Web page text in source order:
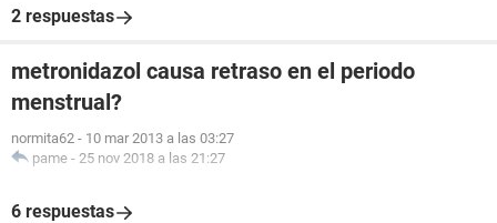
2 respuestas
metronidazol causa retraso en el periodo
menstrual?
normita62 - 10 mar 2013 a las 03:27
pame - 25 nov 2018 a las 21:27
6 respuestas